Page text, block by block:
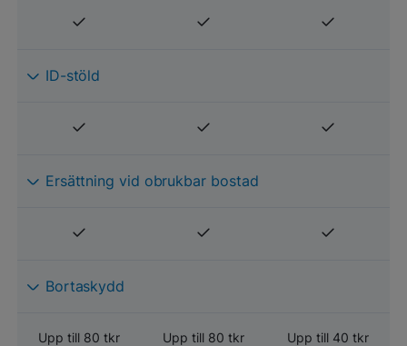
ID-stöld
Ersättning vid obrukbar bostad
Bortaskydd
Upp till 80 tkr Upp till 80 tkr Upp till 40 tkr